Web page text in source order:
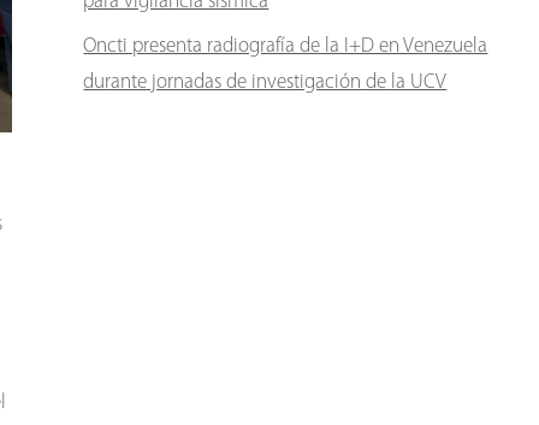
Oncti presenta radiografía de la I+D en Venezuela
durante jornadas de investigación de la UCV